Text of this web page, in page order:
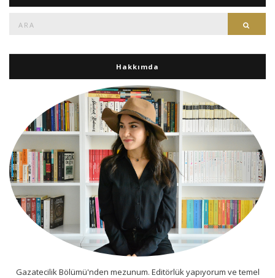
Hakkımda
Gazatecilik Bölümü'nden mezunum. Editörlük yapıyorum ve temel